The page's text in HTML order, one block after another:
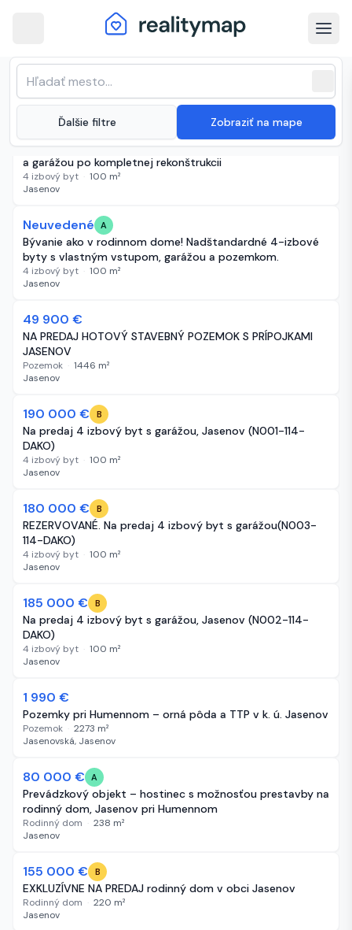
Ďalšie filtre Zobraziť na mape
Jasenov · Najnovšie nehnuteľnosti na
predaj
(28 inzerátov)
Zoradenie zoznamu
Neuvedené
Predaj 4-izbové bytové jednotky s vlastným pozemkom
a garážou po kompletnej rekonštrukcii
4 izbový byt · 100 m²
Jasenov
4 dni
Neuvedené A
Bývanie ako v rodinnom dome! Nadštandardné 4-izbové
byty s vlastným vstupom, garážou a pozemkom.
4 izbový byt · 100 m²
Jasenov
7 dní
49 900 €
NA PREDAJ HOTOVÝ STAVEBNÝ POZEMOK S PRÍPOJKAMI
JASENOV
Pozemok · 1446 m²
Jasenov
8 dní
-5 000 €
190 000 € B
Na predaj 4 izbový byt s garážou, Jasenov (N001-114-
DAKO)
4 izbový byt · 100 m²
Jasenov
8 dní
-5 000 €
180 000 € B
REZERVOVANÉ. Na predaj 4 izbový byt s garážou(N003-
114-DAKO)
4 izbový byt · 100 m²
Jasenov
8 dní
-5 000 €
185 000 € B
Na predaj 4 izbový byt s garážou, Jasenov (N002-114-
DAKO)
4 izbový byt · 100 m²
Jasenov
19 dní
1 990 €
Pozemky pri Humennom – orná pôda a TTP v k. ú. Jasenov
Pozemok · 2273 m²
Jasenovská, Jasenov
38 dní
80 000 € A
Prevádzkový objekt – hostinec s možnosťou prestavby na
rodinný dom, Jasenov pri Humennom
Rodinný dom · 238 m²
Jasenov
50 dní
155 000 € B
EXKLUZÍVNE NA PREDAJ rodinný dom v obci Jasenov
Rodinný dom · 220 m²
Jasenov
-82 650 €